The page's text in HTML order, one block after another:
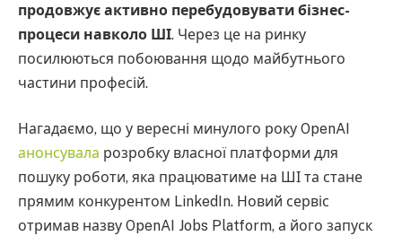
продовжує активно перебудовувати бізнес-
процеси навколо ШІ. Через це на ринку
посилюються побоювання щодо майбутнього
частини професій.
Нагадаємо, що у вересні минулого року OpenAI
анонсувала розробку власної платформи для
пошуку роботи, яка працюватиме на ШІ та стане
прямим конкурентом LinkedIn. Новий сервіс
отримав назву OpenAI Jobs Platform, а його запуск